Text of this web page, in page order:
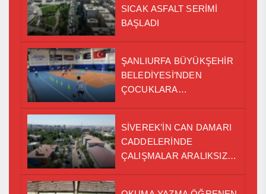
SICAK ASFALT SERİMİ
BAŞLADI
ŞANLIURFA BÜYÜKŞEHİR
BELEDİYESİ’NDEN
ÇOCUKLARA
SİVEREK’İN CAN DAMARI
CADDELERİNDE
ÇALIŞMALAR ARALIKSIZ